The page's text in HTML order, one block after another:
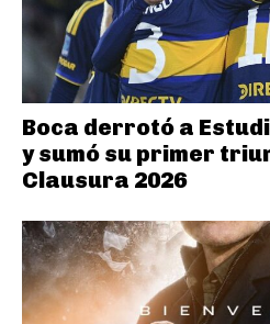
Boca derrotó a
y sumó su primer
Clausura 2026